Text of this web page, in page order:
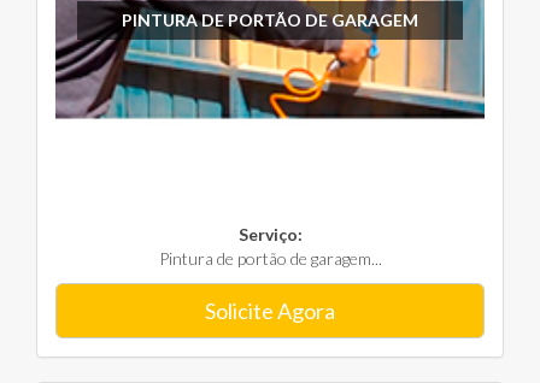
PINTURA DE PORTÃO DE GARAGEM
Serviço:
Pintura de portão de garagem...
Solicite Agora